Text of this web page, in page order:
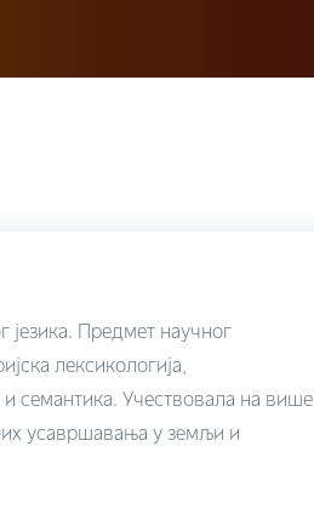
језика. Предмет научног
лексикологија,
и семантика. Учествовала на више
усавршавања у земљи и